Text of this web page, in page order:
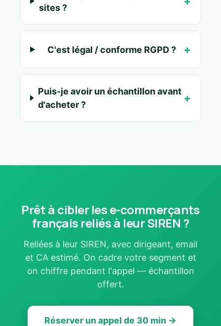
sites ?
C'est légal / conforme RGPD ?
Puis-je avoir un échantillon avant
d'acheter ?
Prêt à cibler les e-commerçants
français reliés à leur SIREN ?
Reliées à leur SIREN, avec dirigeant, email
et CA estimé. On cadre votre segment et
on chiffre pendant l'appel — échantillon
offert.
Réserver un appel de 30 min →